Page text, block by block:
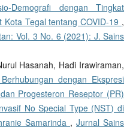
Demografi dengan Tingkat
Tegal tentang COVID-19 ,
Vol. 3 No. 6 (2021): J. Sains
Hasanah, Hadi Irawiraman,
dengan Ekspresi
Progesteron Reseptor (PR)
No Special Type (NST) di
Samarinda ,Jurnal Sains